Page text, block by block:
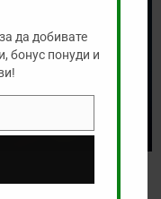
за
да добивате
бонус понуди и